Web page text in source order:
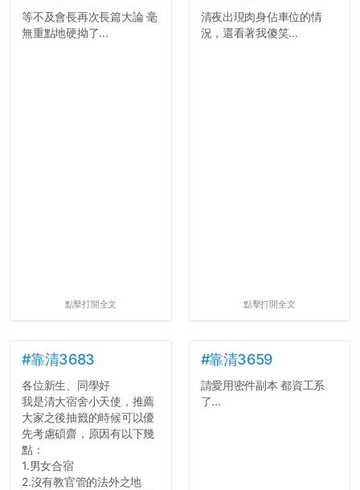
等不及會長再次長篇大論 毫
無重點地硬拗了...
點擊打開全文
清夜出現肉身佔車位的情
況，還看著我傻笑...
點擊打開全文
#靠清3683
各位新生、同學好
我是清大宿舍小天使，推薦
大家之後抽籤的時候可以優
先考慮碩齋，原因有以下幾
點：
1.男女合宿
2.沒有教官管的法外之地
#靠清3659
請愛用密件副本 都資工系
了...